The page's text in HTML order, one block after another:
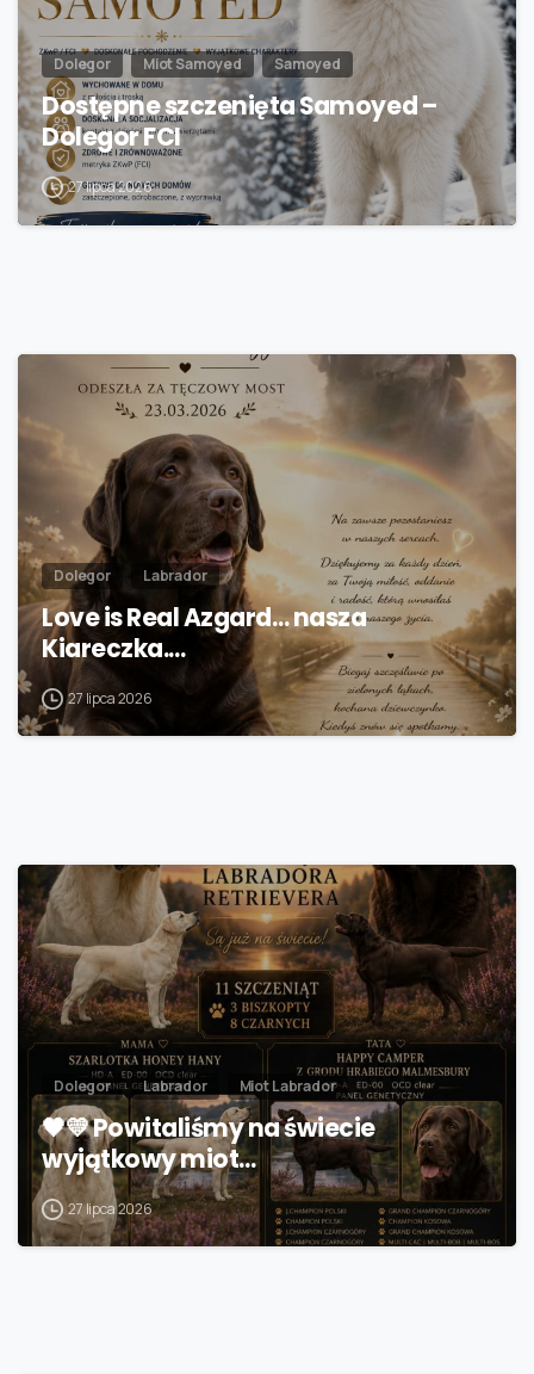
Dolegor Miot Samoyed Samoyed
Dostępne szczenięta Samoyed –
Dolegor FCI
27 lipca 2026
Dolegor Labrador
Love is Real Azgard… nasza
Kiareczka.…
27 lipca 2026
Dolegor Labrador Miot Labrador
🖤💛 Powitaliśmy na świecie
wyjątkowy miot…
27 lipca 2026